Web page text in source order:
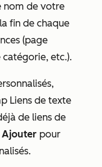
nom de votre
fin de chaque
(page
etc.).
Liens de texte
de liens de
Ajouter pour